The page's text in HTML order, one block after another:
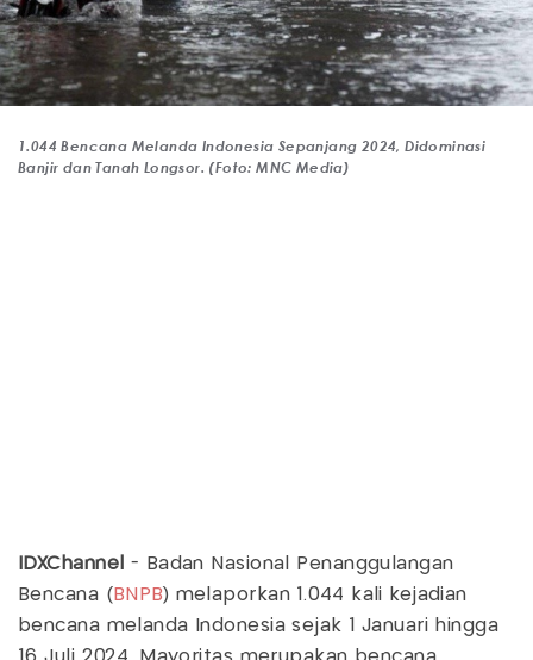
1.044 Bencana Melanda Indonesia Sepanjang 2024, Didominasi
Banjir dan Tanah Longsor. (Foto: MNC Media)
IDXChannel
- Badan Nasional Penanggulangan
Bencana ( BNPB) melaporkan 1.044 kali kejadian
bencana melanda Indonesia sejak 1 Januari hingga